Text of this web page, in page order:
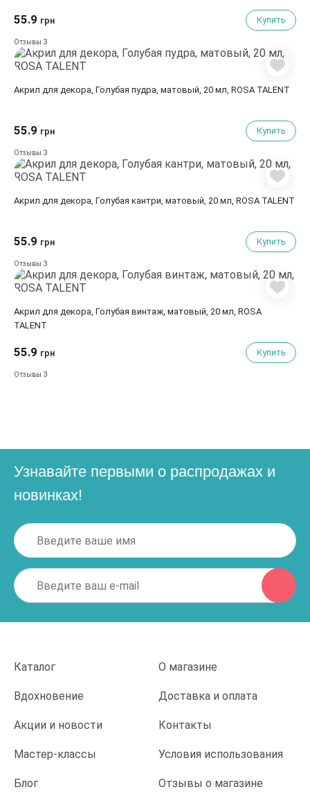
55.9 грн Купить
Отзывы 3
Акрил для декора, Голубая пудра, матовый, 20 мл, ROSA TALENT
55.9 грн Купить
Отзывы 3
Акрил для декора, Голубая кантри, матовый, 20 мл, ROSA TALENT
55.9 грн Купить
Отзывы 3
Акрил для декора, Голубая винтаж, матовый, 20 мл, ROSA
TALENT
55.9 грн Купить
Отзывы 3
Узнавайте первыми о распродажах и
новинках!
Каталог О магазине
Вдохновение Доставка и оплата
Акции и новости Контакты
Мастер-классы Условия использования
Блог Отзывы о магазине